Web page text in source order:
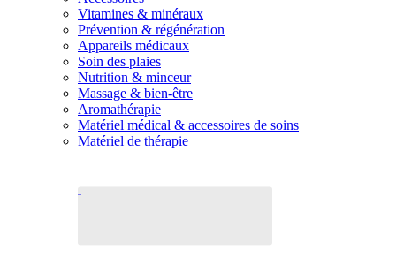
Vitamines & minéraux
Prévention & régénération
Appareils médicaux
Soin des plaies
Nutrition & minceur
Massage & bien-être
Aromathérapie
Matériel médical & accessoires de soins
Matériel de thérapie